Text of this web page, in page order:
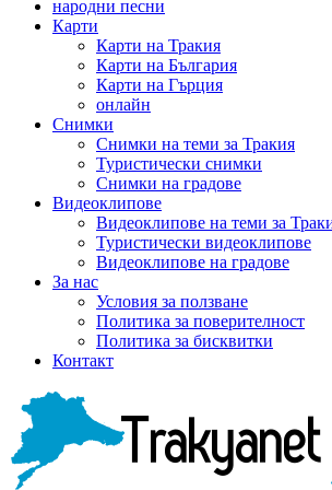
народни песни
Карти
Карти на Тракия
Карти на България
Карти на Гърция
онлайн
Снимки
Снимки на теми за Тракия
Туристически снимки
Снимки на градове
Видеоклипове
Видеоклипове на теми за
Туристически видеоклипове
Видеоклипове на градове
За нас
Условия за ползване
Политика за поверителност
Политика за бисквитки
Контакт